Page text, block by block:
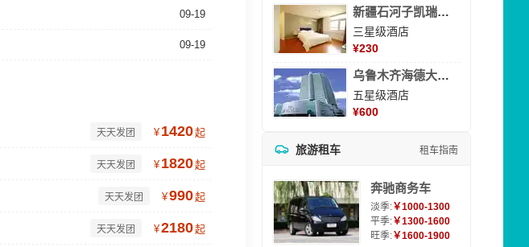
09-19
09-19
天天发团 ¥ 1420起
天天发团 ¥ 1820起
天天发团 ¥990起
天天发团 ¥2180起
新疆石河子凯瑞酒店
三星级酒店
¥230
乌鲁木齐海德大酒店
五星级酒店
¥600
旅游租车 租车指南
奔驰商务车
淡季:￥1000-1300
平季:￥1300-1600
旺季:￥1600-1900